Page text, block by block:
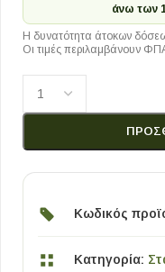
άνω των
Η δυνατότητα άτοκων
Οι τιμές περιλαμβάνουν
Κωδικός
Κατηγορία: